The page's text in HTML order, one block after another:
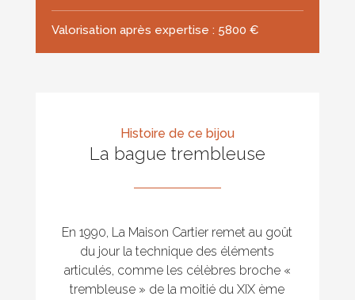
Valorisation après expertise : 5800 €
Histoire de ce bijou
La bague trembleuse
En 1990, La Maison Cartier remet au goût
du jour la technique des éléments
articulés, comme les célèbres broche «
trembleuse » de la moitié du XIX ème